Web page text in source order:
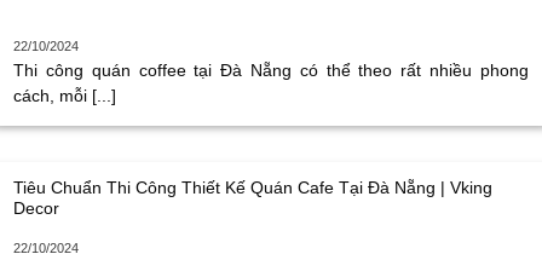
22/10/2024
Thi công quán coffee tại Đà Nẵng có thể theo rất nhiều phong
cách, mỗi [...]
Tiêu Chuẩn Thi Công Thiết Kế Quán Cafe Tại Đà Nẵng | Vking
Decor
22/10/2024